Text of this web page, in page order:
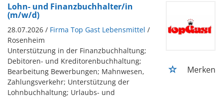
Lohn- und Finanzbuchhalter/in
(m/w/d)
28.07.2026 / Firma Top Gast Lebensmittel /
Rosenheim
Unterstützung in der Finanzbuchhaltung;
Debitoren- und Kreditorenbuchhaltung;
Bearbeitung Bewerbungen; Mahnwesen,
Zahlungsverkehr; Unterstützung der
Lohnbuchhaltung; Urlaubs- und
Merken